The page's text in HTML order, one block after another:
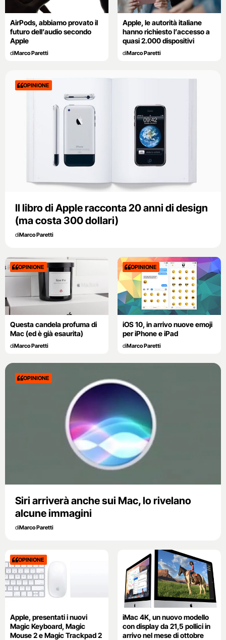
AirPods, abbiamo provato il
futuro dell’audio secondo
Apple
diMarco Paretti
Apple, le autorità italiane
hanno richiesto l’accesso a
quasi 2.000 dispositivi
diMarco Paretti
OPINIONE
Il libro di Apple racconta 20 anni di design
(ma costa 300 dollari)
diMarco Paretti
OPINIONE
Questa candela profuma di
Mac (ed è già esaurita)
diMarco Paretti
OPINIONE
iOS 10, in arrivo nuove emoji
per iPhone e iPad
diMarco Paretti
OPINIONE
Siri arriverà anche sui Mac, lo rivelano
alcune immagini
diMarco Paretti
OPINIONE
Apple, presentati i nuovi
Magic Keyboard, Magic
Mouse 2 e Magic Trackpad 2
iMac 4K, un nuovo modello
con display da 21,5 pollici in
arrivo nel mese di ottobre